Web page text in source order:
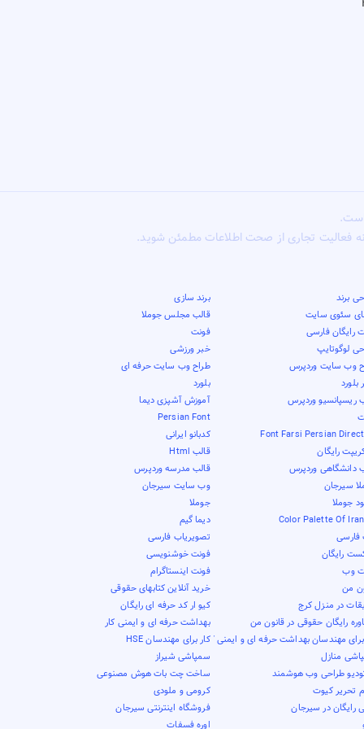
فعالیت تجاری از صحت اطلاعات مطمئن شوید.
برند
برند سازی
سئوی سایت
قالب مجلس جوملا
رایگان فارسی
فونت
لوگوتایپ
خبر ورزشی
وب سایت وردپرس
طراح وب سایت حرفه ای
بلورد
بلورد
ریسپانسیو وردپرس
آموزش آشپزی دیما
Persian Font
Font Farsi Persian
کدبانو ایرانی
رایگان
قالب Html
دانشگاهی وردپرس
قالب مدرسه وردپرس
سیرجان
وب سایت سیرجان
جوملا
جوملا
Color Palette Of
دیما گیم
تصویریاب فارسی
رایگان
فونت خوشنویسی
وب
فونت اینستاگرام
من
خرید آنلاین کتابهای حقوقی
در منزل کرج
کیو ار کد حرفه ای رایگان
رایگان حقوقی در قانون من
بهداشت حرفه ای و ایمنی کار
برای مهندسان بهداشت حرفه ای و ایمنی کارکار برای مهندسان HSE
منازل
سمپاشی شیراز
طراحی وب هوشمند
ساخت چت بات هوش مصنوعی
تحریر کیوت
کرومی و ملودی
رایگان در سیرجان
فروشگاه اینترنتی سیرجان
اوره فسفات